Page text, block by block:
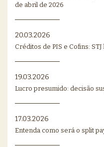
de abril de 2026
20.03.2026
Créditos de PIS e Cofins:
19.03.2026
Lucro presumido: decisão
17.03.2026
Entenda como será o split